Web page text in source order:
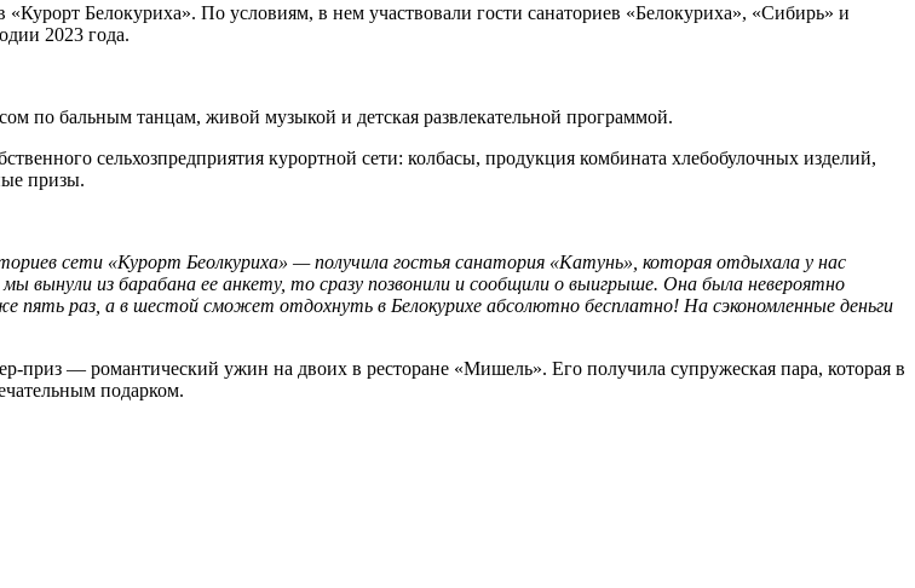
Белокуриха». По условиям, в нем участвовали гости санаториев «Белокуриха», «Сибирь» и
2023 года.
по бальным танцам, живой музыкой и детская развлекательной программой.
сельхозпредприятия курортной сети: колбасы, продукция комбината хлебобулочных изделий,
призы.
сети «Курорт Беолкуриха» — получила гостья санатория «Катунь», которая отдыхала у нас
вынули из барабана ее анкету, то сразу позвонили и сообщили о выигрыше. Она была невероятно
пять раз, а в шестой сможет отдохнуть в Белокурихе абсолютно бесплатно! На сэкономленные деньги
приз — романтический ужин на двоих в ресторане «Мишель». Его получила супружеская пара, которая в
подарком.